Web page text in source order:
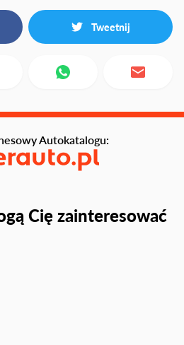
Tweetnij
Cię zainteresować
Autokatalogu: